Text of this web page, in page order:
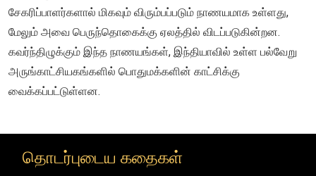
சேகரிப்பாளர்களால் மிகவும் விரும்பப்படும் நாணயமாக உள்ளது,
மேலும் அவை பெருந்தொகைக்கு ஏலத்தில் விடப்படுகின்றன.
கவர்ந்திழுக்கும் இந்த நாணயங்கள், இந்தியாவில் உள்ள பல்வேறு
அருங்காட்சியகங்களில் பொதுமக்களின் காட்சிக்கு
வைக்கப்பட்டுள்ளன.
தொடர்புடைய கதைகள்